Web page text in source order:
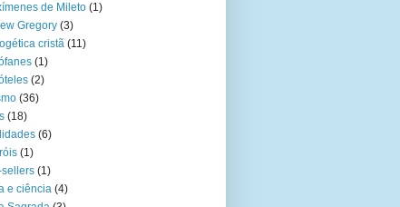
de Mileto (1)
Gregory (3)
cristã (11)
(1)
(2)
(36)
(18)
(6)
(1)
sellers (1)
e ciência (4)